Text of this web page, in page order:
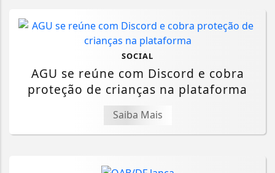
SOCIAL
AGU se reúne com Discord e cobra
proteção de crianças na plataforma
Saiba Mais